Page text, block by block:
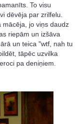
To visu
dēvēja par zrilfelu.
mācēja, jo viņs daudz
riepām un izšāva
un teica "wtf, nah tu
tāpēc uzvilka
pa deniņiem.